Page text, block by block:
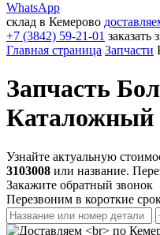
WhatsApp
склад в Кемерово
+7 (3842) 59-21-01 заказать
Главная страница Запчасти
Запчасть
Каталожный
Узнайте актуальную
3103008 или название.
Закажите обратный звонок
Перезвоним в короткие